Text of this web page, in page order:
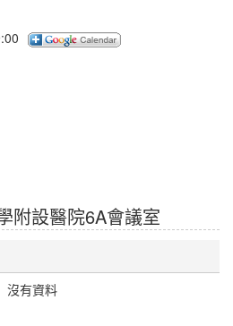
附設醫院6A會議室
沒有資料